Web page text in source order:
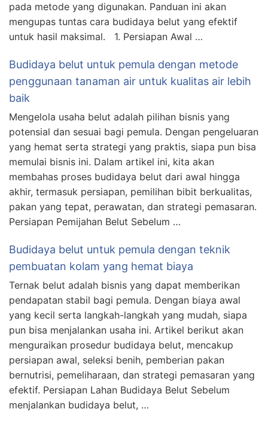
pada metode yang digunakan. Panduan ini akan
mengupas tuntas cara budidaya belut yang efektif
untuk hasil maksimal. 1. Persiapan Awal …
Budidaya belut untuk pemula dengan metode
penggunaan tanaman air untuk kualitas air lebih
baik
Mengelola usaha belut adalah pilihan bisnis yang
potensial dan sesuai bagi pemula. Dengan pengeluaran
yang hemat serta strategi yang praktis, siapa pun bisa
memulai bisnis ini. Dalam artikel ini, kita akan
membahas proses budidaya belut dari awal hingga
akhir, termasuk persiapan, pemilihan bibit berkualitas,
pakan yang tepat, perawatan, dan strategi pemasaran.
Persiapan Pemijahan Belut Sebelum …
Budidaya belut untuk pemula dengan teknik
pembuatan kolam yang hemat biaya
Ternak belut adalah bisnis yang dapat memberikan
pendapatan stabil bagi pemula. Dengan biaya awal
yang kecil serta langkah-langkah yang mudah, siapa
pun bisa menjalankan usaha ini. Artikel berikut akan
menguraikan prosedur budidaya belut, mencakup
persiapan awal, seleksi benih, pemberian pakan
bernutrisi, pemeliharaan, dan strategi pemasaran yang
efektif. Persiapan Lahan Budidaya Belut Sebelum
menjalankan budidaya belut, …